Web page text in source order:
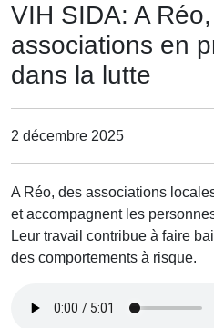
VIH SIDA: A
associations en
dans la lutte
2 décembre 2025
A Réo, des associations
et accompagnent les
Leur travail contribue à faire
des comportements à risque.